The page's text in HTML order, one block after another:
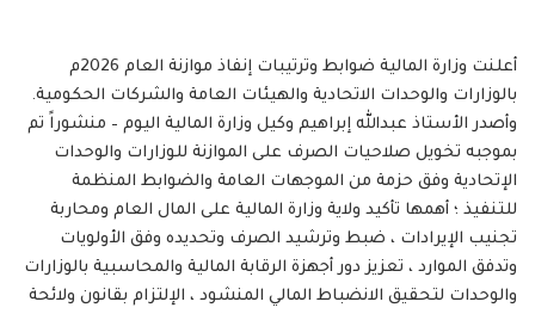
أعلنت وزارة المالية ضوابط وترتيبات إنفاذ موازنة العام 2026م
بالوزارات والوحدات الاتحادية والهيئات العامة والشركات الحكومية.
وأصدر الأستاذ عبدالله إبراهيم وكيل وزارة المالية اليوم – منشوراً تم
بموجبه تخويل صلاحيات الصرف على الموازنة للوزارات والوحدات
الإتحادية وفق حزمة من الموجهات العامة والضوابط المنظمة
للتنفيذ ؛ أهمها تأكيد ولاية وزارة المالية على المال العام ومحاربة
تجنيب الإيرادات ، ضبط وترشيد الصرف وتحديده وفق الأولويات
وتدفق الموارد ، تعزيز دور أجهزة الرقابة المالية والمحاسبية بالوزارات
والوحدات لتحقيق الانضباط المالي المنشود ، الإلتزام بقانون ولائحة